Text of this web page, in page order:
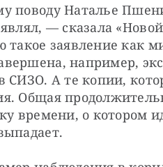
поводу Наталье
— сказала
заявление как
например,
СИЗО. А те копии,
Общая
времени, о котором